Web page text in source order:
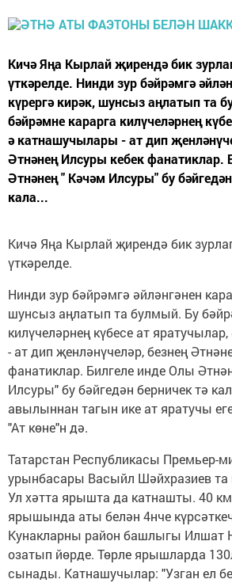
Кичә Яңа Кырлай җирендә бик
үткәрелде. Нинди зур бәйрәмгә
күрергә кирәк, шунсыз аңлатып та
бәйрәмне карарга килүчеләрнең
ә катнашучылары - ат дип
Әтнәнең Илсуры кебек фанатиклар.
Әтнәнең " Кәчәм Илсуры" бу
кала...
Кичә Яңа Кырлай җирендә бик
үткәрелде.
Нинди зур бәйрәмгә әйләнгәнен
шунсыз аңлатып та булмый. Бу
килүчеләрнең күбесе ат
- ат дип җенләнүчеләр, безнең
фанатиклар. Билгеле инде Олы
Илсуры" бу бәйгедән берничек тә
авылыннан тагын ике ат яратучы
"Ат көне"н дә.
Татарстан Республикасы Премьер-
урынбасары Васыйл Шәйхразиев та
Ул хәтта ярышта да катнашты. 40
ярышында аты белән 4нче
Кунакларны район башлыгы Илшат
озатып йөрде. Төрле ярышларда
сынады. Катнашучылар: "Узган ел